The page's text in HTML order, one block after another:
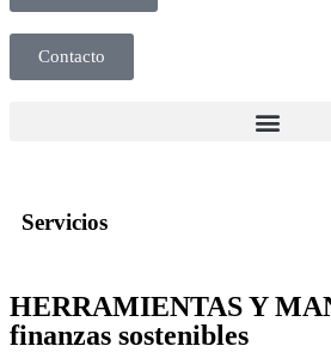
Contacto
Servicios
HERRAMIENTAS Y
finanzas sostenibles